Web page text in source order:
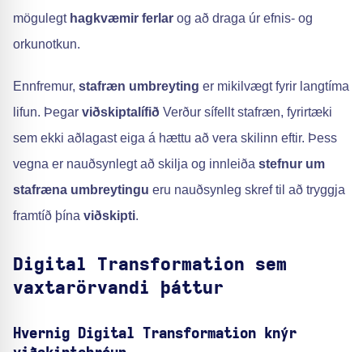
mögulegt hagkvæmir ferlar og að draga úr efnis- og
orkunotkun.
Ennfremur, stafræn umbreyting er mikilvægt fyrir langtíma
lifun. Þegar viðskiptalífið Verður sífellt stafræn, fyrirtæki
sem ekki aðlagast eiga á hættu að vera skilinn eftir. Þess
vegna er nauðsynlegt að skilja og innleiða stefnur um
stafræna umbreytingu eru nauðsynleg skref til að tryggja
framtíð þína viðskipti.
Digital Transformation sem
vaxtarörvandi þáttur
Hvernig Digital Transformation knýr